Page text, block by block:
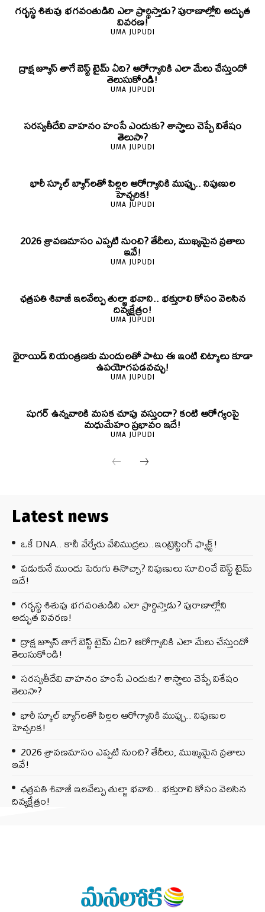
గర్భస్థ శిశువు భగవంతుడిని ఎలా ప్రార్థిస్తాడు? పురాణాల్లోని అద్భుత
వివరణ!
UMA JUPUDI
ద్రాక్ష జ్యూస్ తాగే బెస్ట్ టైమ్ ఏది? ఆరోగ్యానికి ఎలా మేలు చేస్తుందో
తెలుసుకోండి!
UMA JUPUDI
సరస్వతీదేవి వాహనం హంసే ఎందుకు? శాస్త్రాలు చెప్పే విశేషం
తెలుసా?
UMA JUPUDI
భారీ స్కూల్ బ్యాగ్‌లతో పిల్లల ఆరోగ్యానికి ముప్పు.. నిపుణుల
హెచ్చరిక!
UMA JUPUDI
2026 శ్రావణమాసం ఎప్పటి నుంచి? తేదీలు, ముఖ్యమైన వ్రతాలు
ఇవే!
UMA JUPUDI
ఛత్రపతి శివాజీ ఇలవేల్పు తుల్జా భవాని.. భక్తురాలి కోసం వెలసిన
దివ్యక్షేత్రం!
UMA JUPUDI
థైరాయిడ్ నియంత్రణకు మందులతో పాటు ఈ ఇంటి చిట్కాలు కూడా
ఉపయోగపడవచ్చు!
UMA JUPUDI
షుగర్ ఉన్నవారికి మసక చూపు వస్తుందా? కంటి ఆరోగ్యంపై
మధుమేహం ప్రభావం ఇదే!
UMA JUPUDI
Latest news
ఒకే DNA.. కానీ వేర్వేరు వేలిముద్రలు..ఇంట్రెస్టింగ్ ఫ్యాక్ట్!
పడుకునే ముందు పెరుగు తినొచ్చా? నిపుణులు సూచించే బెస్ట్ టైమ్
ఇదే!
గర్భస్థ శిశువు భగవంతుడిని ఎలా ప్రార్థిస్తాడు? పురాణాల్లోని
అద్భుత వివరణ!
ద్రాక్ష జ్యూస్ తాగే బెస్ట్ టైమ్ ఏది? ఆరోగ్యానికి ఎలా మేలు చేస్తుందో
తెలుసుకోండి!
సరస్వతీదేవి వాహనం హంసే ఎందుకు? శాస్త్రాలు చెప్పే విశేషం
తెలుసా?
భారీ స్కూల్ బ్యాగ్‌లతో పిల్లల ఆరోగ్యానికి ముప్పు.. నిపుణుల
హెచ్చరిక!
2026 శ్రావణమాసం ఎప్పటి నుంచి? తేదీలు, ముఖ్యమైన వ్రతాలు
ఇవే!
ఛత్రపతి శివాజీ ఇలవేల్పు తుల్జా భవాని.. భక్తురాలి కోసం వెలసిన
దివ్యక్షేత్రం!